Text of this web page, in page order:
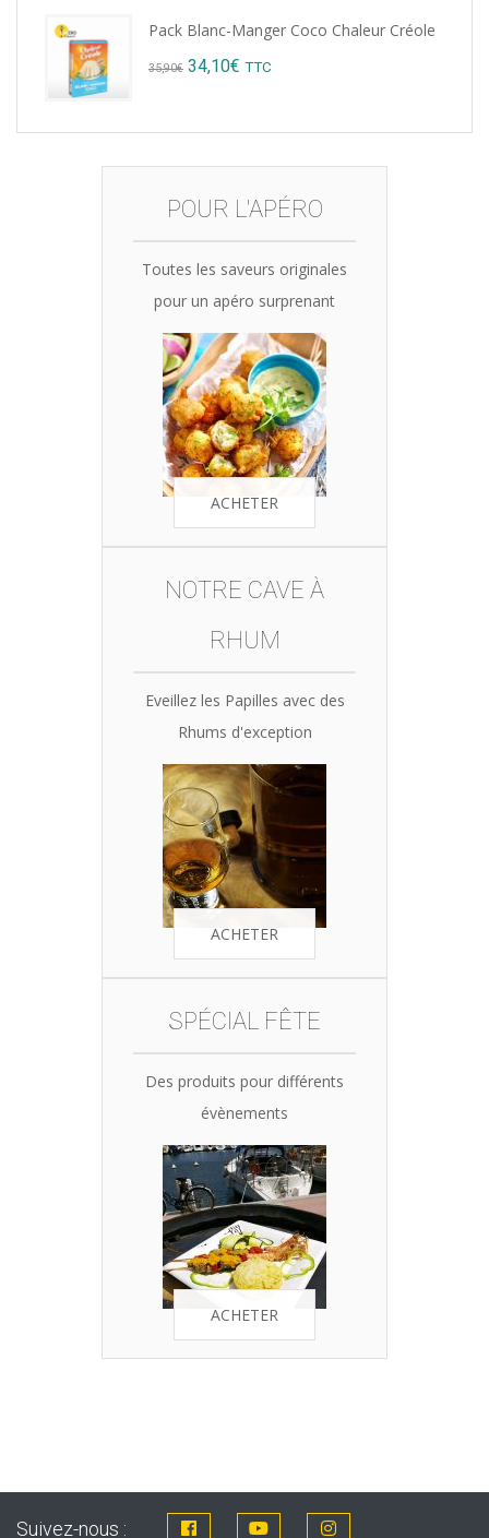
Pack Blanc-Manger Coco Chaleur Créole
35,90€ Original
was:
35,90€.
34,10€ Current
is:
34,10€.
TTC
POUR L'APÉRO
Toutes les saveurs originales
pour un apéro surprenant
ACHETER
NOTRE CAVE À
RHUM
Eveillez les Papilles avec des
Rhums d'exception
ACHETER
SPÉCIAL FÊTE
Des produits pour différents
évènements
ACHETER
Suivez-nous :